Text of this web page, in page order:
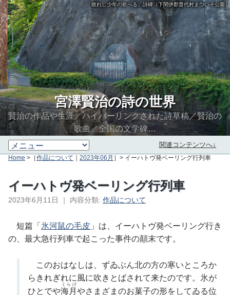
「敗れし少年の歌へる」詩碑（下閉伊郡普代村まついそ公園）
宮澤賢治の詩の世界
賢治の作品や生涯／ハイパーリンクされた詩草稿／賢治の
歌曲／全国の文学碑…
関連コンテンツへ↓
Home >［作品について ｜ 2023年06月 ］> イーハトヴ発ベーリング行列車
イーハトヴ発ベーリング行列車
2023年6月11日 ｜ 内容分類: 作品について
短篇「 氷河鼠の毛皮 」は、イーハトヴ発ベーリング行き
の、最大急行列車で起こった事件の顛末です。
このおはなしは、ずゐぶん北の方の寒いところか
らきれぎれに風に吹きとばされて来たのです。氷が
ひとでや海月
くらげ
やさまざまのお菓子の形をしてゐる位